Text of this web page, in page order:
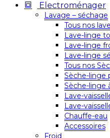
Electroménager
Lavage – séchage
Tous nos
Lave-linge
Lave-linge
Lave-linge
Tous nos
Sèche-linge
Sèche-linge
Lave-
Lave-
Chauffe-eau
Accessoires
Froid